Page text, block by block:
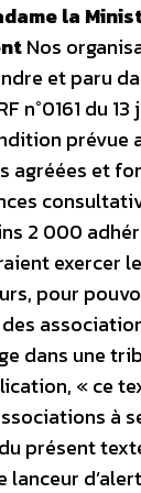
la
Nos
et paru
n°0161 du
prévue
agréées et
2 000
exercer
pour
dans une
« ce
à
présent